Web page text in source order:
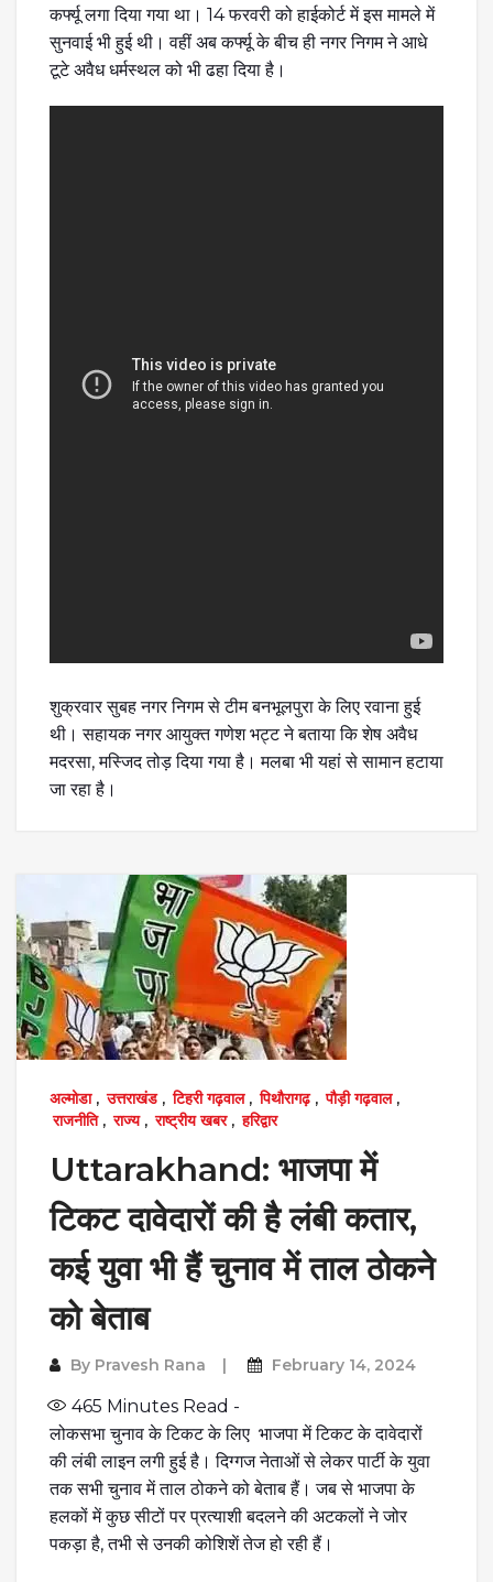
कर्फ्यू लगा दिया गया था। 14 फरवरी को हाईकोर्ट में इस मामले में
सुनवाई भी हुई थी। वहीं अब कर्फ्यू के बीच ही नगर निगम ने आधे
टूटे अवैध धर्मस्थल को भी ढहा दिया है।
शुक्रवार सुबह नगर निगम से टीम बनभूलपुरा के लिए रवाना हुई
थी। सहायक नगर आयुक्त गणेश भट्ट ने बताया कि शेष अवैध
मदरसा, मस्जिद तोड़ दिया गया है। मलबा भी यहां से सामान हटाया
जा रहा है।
अल्मोडा, उत्तराखंड, टिहरी गढ़वाल, पिथौरागढ़, पौड़ी गढ़वाल,
राजनीति, राज्य, राष्ट्रीय खबर, हरिद्वार
Uttarakhand: भाजपा में
टिकट दावेदारों की है लंबी कतार,
कई युवा भी हैं चुनाव में ताल ठोकने
को बेताब
By Pravesh Rana February 14, 2024
465 Minutes Read -
लोकसभा चुनाव के टिकट के लिए भाजपा में टिकट के दावेदारों
की लंबी लाइन लगी हुई है। दिग्गज नेताओं से लेकर पार्टी के युवा
तक सभी चुनाव में ताल ठोकने को बेताब हैं। जब से भाजपा के
हलकों में कुछ सीटों पर प्रत्याशी बदलने की अटकलों ने जोर
पकड़ा है, तभी से उनकी कोशिशें तेज हो रही हैं।